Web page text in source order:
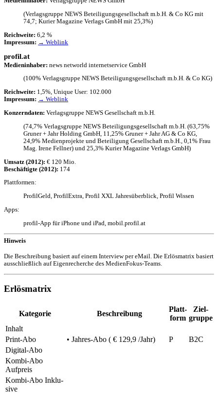
(Verlags­gruppe NEWS Betei­li­gungs­ge­sell­schaft m.b.H. & Co KG mit
74,7; Kurier Maga­zine Verlags GmbH mit 25,3%)
Reich­weite: 6,2 %
Impres­sum: → Weblink
profil.at
Medi­en­in­ha­ber: news networld inter­net­ser­vice GmbH
(100% Verlags­gruppe NEWS Betei­li­gungs­ge­sell­schaft m.b.H. & Co KG)
Reich­weite: 1,5%, Unique User: 102.000
Impres­sum: → Weblink
Konzern­da­ten: Verlags­gruppeNEWS Gesell­schaft m.b.H.
(74,7% Verlags­gruppe NEWS Betei­li­gungs­ge­sell­schaft m.b.H. (63,75%
Gruner + Jahr Holding GmbH, 11,25% Gruner + JahrAG & Co KG
24,9% Medi­en­pro­jekte und Betei­li­gung Gesell­schaft m.b.H., 0,1% Frau
Mag. Irene Fell­ner) und 25,3% Kurier Maga­zine Verlags GmbH)
Umsatz (2012): € 120 Mio.
Beschäf­tigte (2012): 174
Platt­for­men:
Profil­Geld, Profil­Ex­tra, Profil XXL Jahres­über­blick, Profil Wissen
Apps:
profil-App für iPhone und iPad, mobil.profil.at
Hinweis
Die Beschrei­bung basiert auf einem Inter­view per eMail. Die Erlös­ma­trix basiert
ausschließ­lich auf Eigen­re­cher­che des MedienFokus-Teams.
Erlösmatrix
Kate­go­rie Beschrei­bung
Platt­
form
Ziel­
gruppe
Inhalt
Print-Abo
• Jahres-Abo ( € 129,9 /Jahr) P
B2C
Digi­tal-Abo
Kombi-Abo
Aufpreis
Kombi-Abo Inklu­
sive